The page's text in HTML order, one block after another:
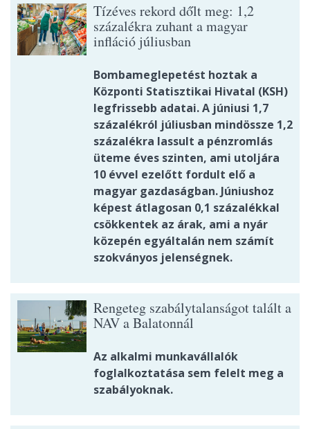
Tízéves rekord dőlt meg: 1,2
százalékra zuhant a magyar
infláció júliusban
Bombameglepetést hoztak a
Központi Statisztikai Hivatal (KSH)
legfrissebb adatai. A júniusi 1,7
százalékról júliusban mindössze 1,2
százalékra lassult a pénzromlás
üteme éves szinten, ami utoljára
10 évvel ezelőtt fordult elő a
magyar gazdaságban. Júniushoz
képest átlagosan 0,1 százalékkal
csökkentek az árak, ami a nyár
közepén egyáltalán nem számít
szokványos jelenségnek.
Rengeteg szabálytalanságot talált a
NAV a Balatonnál
Az alkalmi munkavállalók
foglalkoztatása sem felelt meg a
szabályoknak.